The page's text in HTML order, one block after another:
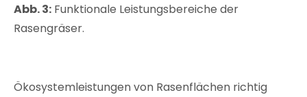
Abb. 3: Funktionale Leistungsbereiche der
Rasengräser.
Ökosystemleistungen von Rasenflächen richtig